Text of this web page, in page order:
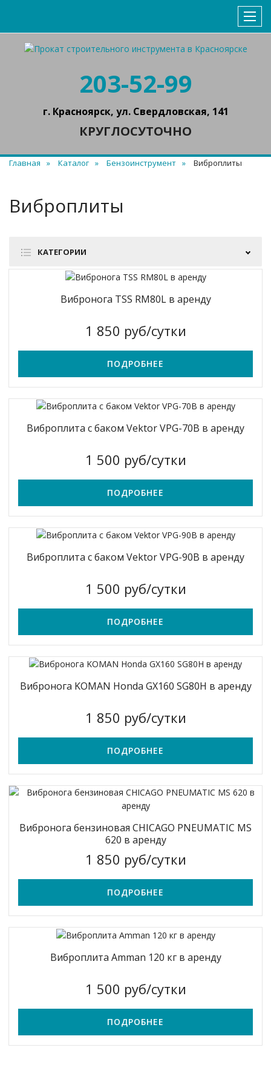
203-52-99
г. Красноярск, ул. Свердловская, 141
КРУГЛОСУТОЧНО
Главная Каталог Бензоинструмент Виброплиты
Виброплиты
КАТЕГОРИИ
Вибронога TSS RM80L в аренду
1 850 руб/сутки
ПОДРОБНЕЕ
Виброплита с баком Vektor VPG-70B в аренду
1 500 руб/сутки
ПОДРОБНЕЕ
Виброплита с баком Vektor VPG-90B в аренду
1 500 руб/сутки
ПОДРОБНЕЕ
Вибронога KOMAN Honda GX160 SG80H в аренду
1 850 руб/сутки
ПОДРОБНЕЕ
Вибронога бензиновая CHICAGO PNEUMATIC MS
620 в аренду
1 850 руб/сутки
ПОДРОБНЕЕ
Виброплита Amman 120 кг в аренду
1 500 руб/сутки
ПОДРОБНЕЕ